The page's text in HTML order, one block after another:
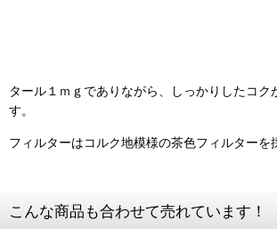
タール１ｍｇでありながら、しっかりしたコ
す。
フィルターはコルク地模様の茶色フィルターを
こんな商品も合わせて売れています！